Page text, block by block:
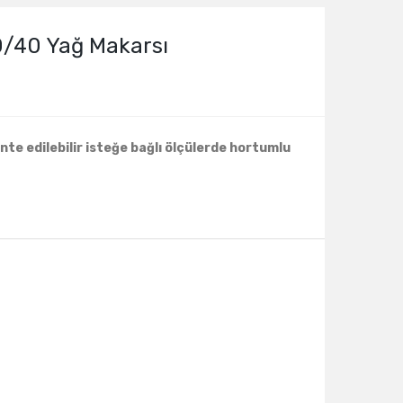
40 Yağ Makarsı
edilebilir isteğe bağlı ölçülerde hortumlu